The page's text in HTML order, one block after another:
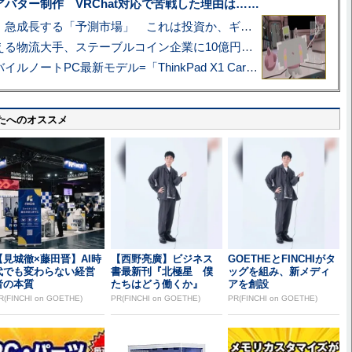
バター制作 VRChat対応で苦戦した理由は……
プロ野球も対象に、急成長する「予測市場」 これは投資か、ギャンブルか
アマゾン配送を支える物流大手、ステーブルコイン企業に10億円投資のワケ
あこがれの旗艦モバイルノートPC最新モデル=「ThinkPad X1 Carbon Gen 14 Aura Edition」実機レビュー
へのオススメ
見城徹×藤田晋】AI時
でも変わらない経営
の本質
on GOETHE)
【西野亮廣】ビジネス
書最新刊『北極星 僕
たちはどう働くか』
PR(FINCHI on GOETHE)
GOETHEとFINCHIがタ
ッグを組み、新メディ
アを創設
PR(FINCHI on GOETHE)